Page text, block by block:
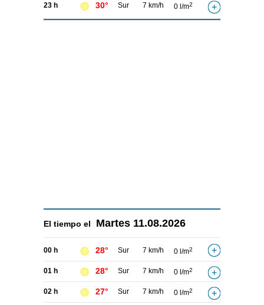
23 h 30° Sur 7 km/h 0 l/m2
El tiempo el Martes 11.08.2026
00 h 28° Sur 7 km/h 0 l/m2
01 h 28° Sur 7 km/h 0 l/m2
02 h 27° Sur 7 km/h 0 l/m2